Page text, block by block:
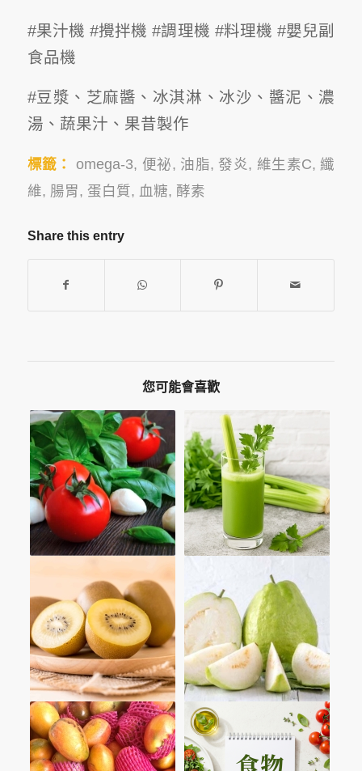
#果汁機 #攪拌機 #調理機 #料理機 #嬰兒副
食品機
#豆漿、芝麻醬、冰淇淋、冰沙、醬泥、濃
湯、蔬果汁、果昔製作
標籤： omega-3, 便祕, 油脂, 發炎, 維生素C, 纖
維, 腸胃, 蛋白質, 血糖, 酵素
Share this entry
您可能會喜歡